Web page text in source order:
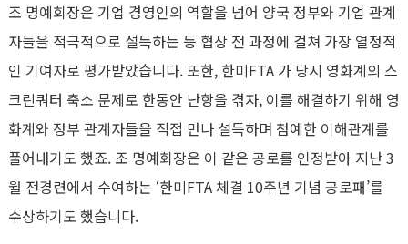
조 명예회장은 기업 경영인의 역할을 넘어 양국 정부와 기업 관계
자들을 적극적으로 설득하는 등 협상 전 과정에 걸쳐 가장 열정적
인 기여자로 평가받았습니다. 또한, 한미FTA 가 당시 영화계의 스
크린쿼터 축소 문제로 한동안 난항을 겪자, 이를 해결하기 위해 영
화계와 정부 관계자들을 직접 만나 설득하며 첨예한 이해관계를
풀어내기도 했죠. 조 명예회장은 이 같은 공로를 인정받아 지난 3
월 전경련에서 수여하는 ‘한미FTA 체결 10주년 기념 공로패’를
수상하기도 했습니다.